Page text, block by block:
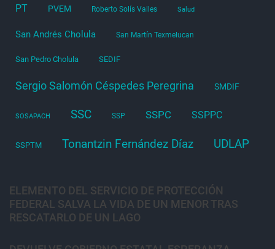
PT PVEM Roberto Solís Valles Salud
San Andrés Cholula San Martín Texmelucan
San Pedro Cholula SEDIF
Sergio Salomón Céspedes Peregrina SMDIF
SOSAPACH SSC SSP SSPC SSPPC
SSPTM Tonantzin Fernández Díaz UDLAP
ELEMENTO DEL SERVICIO DE PROTECCIÓN
FEDERAL SALVA LA VIDA DE UN MENOR TRAS
RESCATARLO DE UN LAGO